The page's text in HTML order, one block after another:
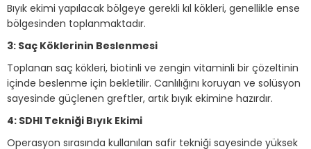
Bıyık ekimi yapılacak bölgeye gerekli kıl kökleri, genellikle ense
bölgesinden toplanmaktadır.
3: Saç Köklerinin Beslenmesi
Toplanan saç kökleri, biotinli ve zengin vitaminli bir çözeltinin
içinde beslenme için bekletilir. Canlılığını koruyan ve solüsyon
sayesinde güçlenen greftler, artık bıyık ekimine hazırdır.
4: SDHI Tekniği Bıyık Ekimi
Operasyon sırasında kullanılan safir tekniği sayesinde yüksek